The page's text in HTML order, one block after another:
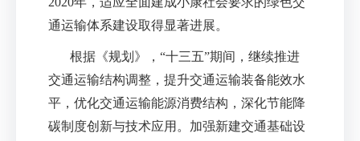
通运输体系建设取得显著进展。
根据《规划》， “十三五”期间，继续推进
交通运输结构调整，提升交通运输装备能效水
平，优化交通运输能源消费结构，深化节能降
碳制度创新与技术应用。加强新建交通基础设